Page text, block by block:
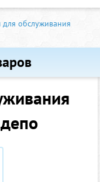
для обслуживания